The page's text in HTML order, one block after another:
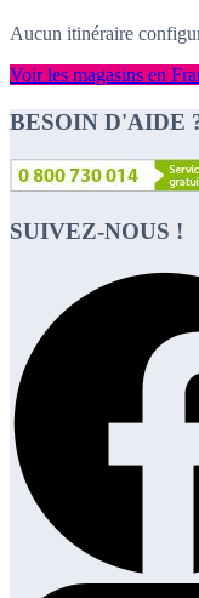
Aucun itinéraire
Voir les magasins en
BESOIN D'AIDE
SUIVEZ-NOUS !